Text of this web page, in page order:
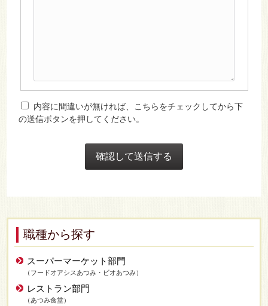
内容に間違いが無ければ、こちらをチェックしてから下
の送信ボタンを押してください。
職種から探す
スーパーマーケット部門
（フードオアシスあつみ・ビオあつみ）
レストラン部門
（あつみ食堂）